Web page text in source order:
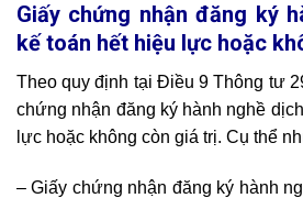
Giấy chứng nhận đăng ký
kế toán hết hiệu lực hoặc
Theo quy định tại Điều 9 Thông tư
chứng nhận đăng ký hành nghề
lực hoặc không còn giá trị. Cụ thể
– Giấy chứng nhận đăng ký hành